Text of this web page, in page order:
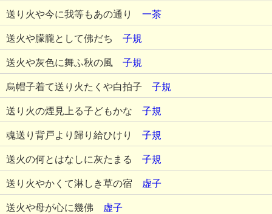
送り火や今に我等もあの通り 一茶
送火や朦朧として佛だち 子規
送火や灰色に舞ふ秋の風 子規
烏帽子着て送り火たくや白拍子 子規
送り火の煙見上る子どもかな 子規
魂送り背戸より歸り給ひけり 子規
送火の何とはなしに灰たまる 子規
送り火やかくて淋しき草の宿 虚子
送火や母が心に幾佛 虚子